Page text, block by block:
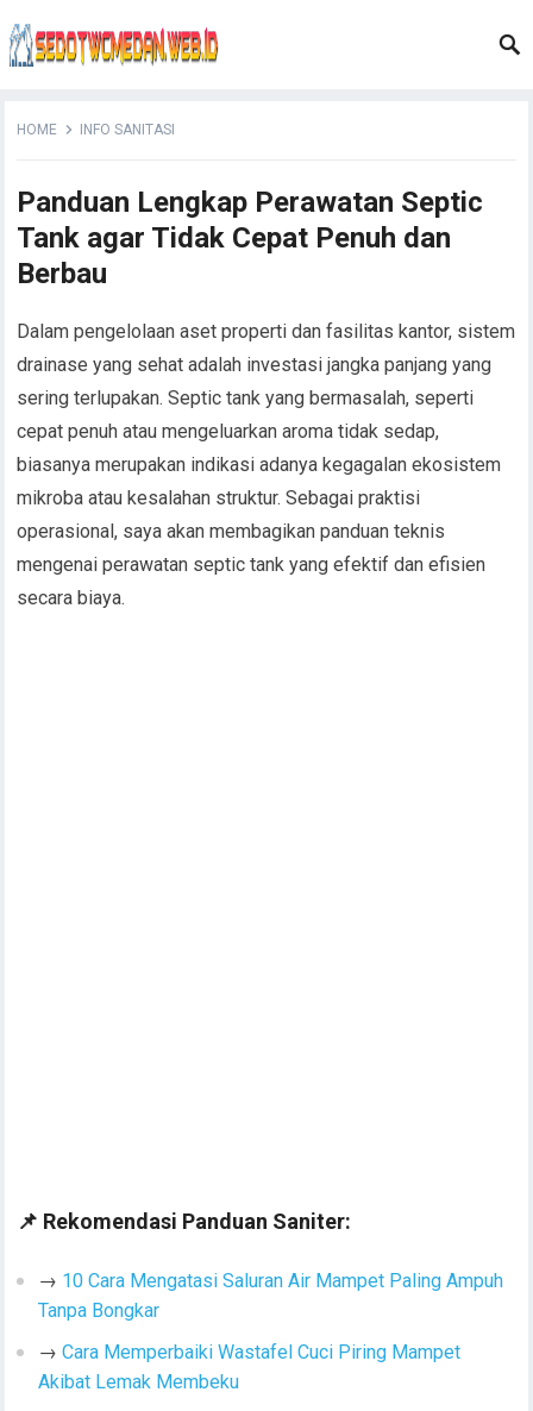
HOME INFO SANITASI
Panduan Lengkap Perawatan Septic
Tank agar Tidak Cepat Penuh dan
Berbau
Dalam pengelolaan aset properti dan fasilitas kantor, sistem
drainase yang sehat adalah investasi jangka panjang yang
sering terlupakan. Septic tank yang bermasalah, seperti
cepat penuh atau mengeluarkan aroma tidak sedap,
biasanya merupakan indikasi adanya kegagalan ekosistem
mikroba atau kesalahan struktur. Sebagai praktisi
operasional, saya akan membagikan panduan teknis
mengenai perawatan septic tank yang efektif dan efisien
secara biaya.
📌 Rekomendasi Panduan Saniter:
→ 10 Cara Mengatasi Saluran Air Mampet Paling Ampuh
Tanpa Bongkar
→ Cara Memperbaiki Wastafel Cuci Piring Mampet
Akibat Lemak Membeku